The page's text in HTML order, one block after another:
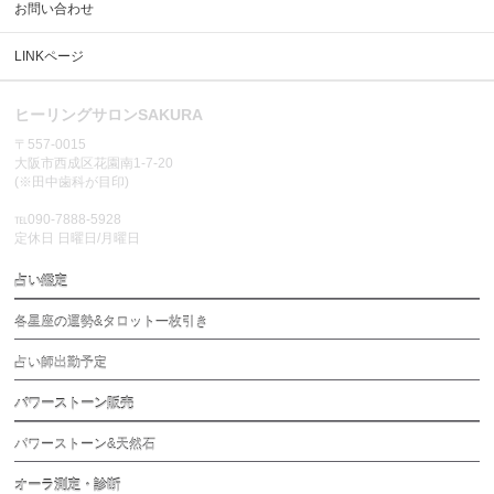
お問い合わせ
LINKページ
ヒーリングサロンSAKURA
〒557-0015
大阪市西成区花園南1-7-20
(※田中歯科が目印)
℡090-7888-5928
定休日 日曜日/月曜日
占い鑑定
各星座の運勢&タロット一枚引き
占い師出勤予定
パワーストーン販売
パワーストーン&天然石
オーラ測定・診断